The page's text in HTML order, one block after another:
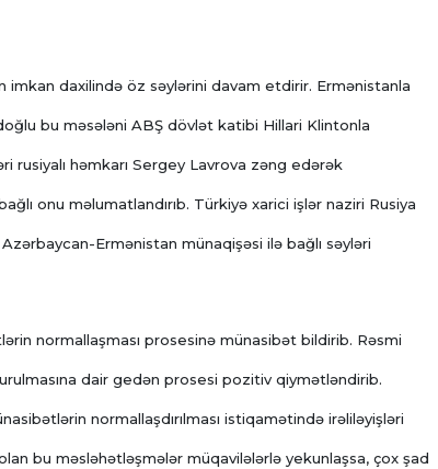
imkan daxilində öz səylərini davam etdirir. Ermənistanla
bu məsələni ABŞ dövlət katibi Hillari Klintonla
rusiyalı həmkarı Sergey Lavrova zəng edərək
onu məlumatlandırıb. Türkiyə xarici işlər naziri Rusiya
Ermənistan münaqişəsi ilə bağlı səyləri
normallaşması prosesinə münasibət bildirib. Rəsmi
dair gedən prosesi pozitiv qiymətləndirib.
normallaşdırılması istiqamətində irəliləyişləri
bu məsləhətləşmələr müqavilələrlə yekunlaşsa, çox şad